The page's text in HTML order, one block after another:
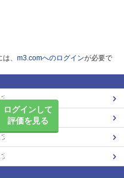
、 m3.comへのログインが必要で
ログインして
評価を見る